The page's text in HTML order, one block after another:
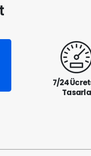
7/24
Tasarla